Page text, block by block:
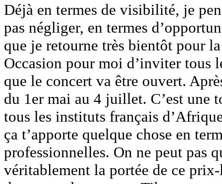
Déjà en termes de visibilité, je
pas négliger, en termes
que je retourne très bientôt pour
Occasion pour moi d’inviter tous
que le concert va être ouvert.
du 1er mai au 4 juillet. C’est une
tous les instituts français
ça t’apporte quelque chose en
professionnelles. On ne peut pas
véritablement la portée de ce